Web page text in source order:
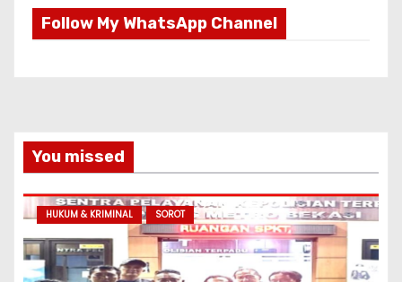
Follow My WhatsApp Channel
You missed
HUKUM & KRIMINAL SOROT